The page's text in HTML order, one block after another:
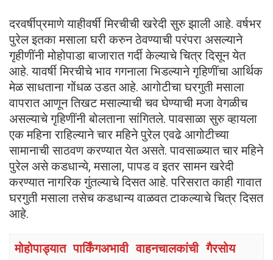
दरवर्षीप्रमाणे याहीवर्षी मिरचीची खरेदी सुरु झाली आहे. वर्षभर
पुरेल इतका मसाला घरी करुन ठेवण्याची परंपरा असल्याने
गृहीणींनी मोहोपाडा बाजारात गर्दी केल्याचे चित्र दिसून येत
आहे. यावर्षी मिरचीचे भाव गगनाला भिडल्याने गृहिणींचा आर्थिक
मेळ साधताना गोंधळ उडत आहे. आगोटीचा घरगुती मसाला
वापरात आणून तिखट मसाल्याची चव घेण्याची मजा वेगळीच
असल्याचे गृहिणींनी बोलताना सांगितले. पावसाळा सुरु व्हायला
एक महिना राहिल्याने चार महिने पुरेल एवढे आगोटीच्या
सामानाची साठवण करण्यात येत असते. पावसाळ्यात चार महिने
पुरेल असे कडधान्ये, मसाला, पापड व इतर सामन खरेदी
करण्यात नागरिक गुंतल्याचे दिसत आहे. परिसरात काही गावात
घरगुती मसाला तसेच कडधान्य वाळवत टाकल्याचे चित्र दिसत
आहे.
मोहोपाड्यात पार्किंगअभावी वाहनचालकांची गैरसोय